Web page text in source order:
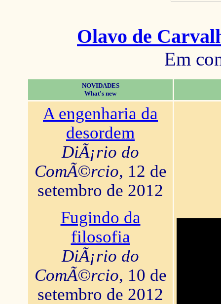
Olavo de
Em
NOVIDADES
What's new
A engenharia da
desordem
DiÃ¡rio do
ComÃ©rcio, 12 de
setembro de 2012
Fugindo da
filosofia
DiÃ¡rio do
ComÃ©rcio, 10 de
setembro de 2012